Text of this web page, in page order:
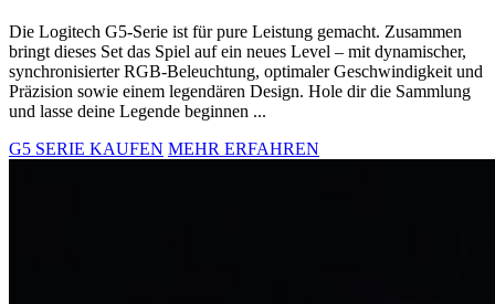
Die Logitech G5-Serie ist für pure Leistung gemacht. Zusammen
bringt dieses Set das Spiel auf ein neues Level – mit dynamischer,
synchronisierter RGB-Beleuchtung, optimaler Geschwindigkeit und
Präzision sowie einem legendären Design. Hole dir die Sammlung
und lasse deine Legende beginnen ...
G5 SERIE KAUFEN MEHR ERFAHREN